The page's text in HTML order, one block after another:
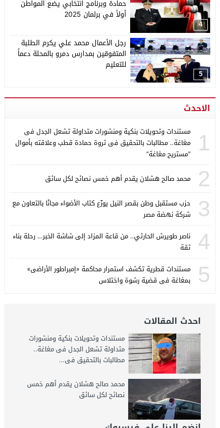
4
حمادة وبرنامج انتخابي يضع المواطن
أولاً في برلمان 2025
5
رجل الأعمال محمد علي يكرم الطلبة
المتفوقين بمدارس دمرو بالمحلة دعماً
للتعليم
الاحدث
1
مستندات وتحويلات بنكية ومنشورات متداولة تشعل الجدل فى
مغاغة.. مطالبات بالتحقيق فى ثروة حمادة قطب وعلاقته بأموال
“مستريح مغاغة”
2 محمد صالح هشلان يقدم أهم خمس نصائح لكل سائق
3
حزب مستقبل وطن بقصر النيل يوزّع كتاب الأضواء مجانًا بالتعاون مع
شركة نهضة مصر
4
ناصر طويرش الحارثي.. من قاعة المزاد إلى شاشة الخبر… رحلة بناء
ثقة
5
مستندات قطرية تكشف استمرار محاكمة «إمبراطور الأراضى»
بمغاغة فى قضية رشوة واختلاس
احدث المقالات
مستندات وتحويلات بنكية ومنشورات
متداولة تشعل الجدل فى مغاغة..
مطالبات بالتحقيق فى...
محمد صالح هشلان يقدم أهم خمس
نصائح لكل سائق